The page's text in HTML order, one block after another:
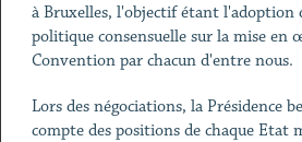
à Bruxelles, l'objectif étant l'adoption
politique consensuelle sur la mise en
Convention par chacun d'entre nous.
Lors des négociations, la Présidence
compte des positions de chaque Etat